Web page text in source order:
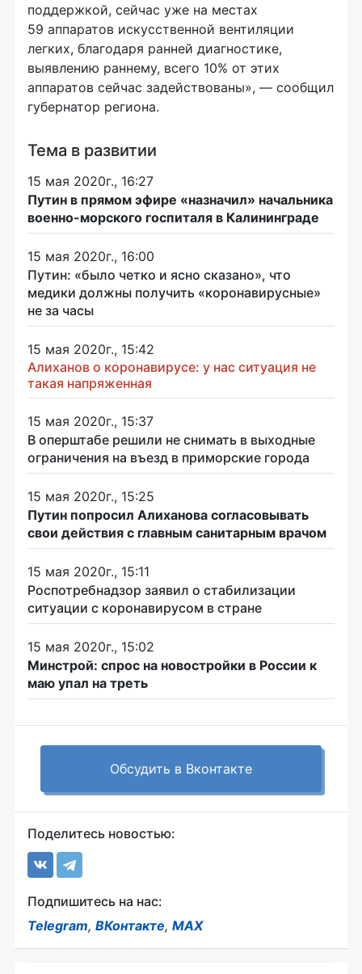
поддержкой, сейчас уже на местах
59 аппаратов искусственной вентиляции
легких, благодаря ранней диагностике,
выявлению раннему, всего 10% от этих
аппаратов сейчас задействованы», — сообщил
губернатор региона.
Тема в развитии
15 мая 2020г., 16:27
Путин в прямом эфире «назначил» начальника
военно-морского госпиталя в Калининграде
15 мая 2020г., 16:00
Путин: «было четко и ясно сказано», что
медики должны получить «коронавирусные»
не за часы
15 мая 2020г., 15:42
Алиханов о коронавирусе: у нас ситуация не
такая напряженная
15 мая 2020г., 15:37
В оперштабе решили не снимать в выходные
ограничения на въезд в приморские города
15 мая 2020г., 15:25
Путин попросил Алиханова согласовывать
свои действия с главным санитарным врачом
15 мая 2020г., 15:11
Роспотребнадзор заявил о стабилизации
ситуации с коронавирусом в стране
15 мая 2020г., 15:02
Минстрой: спрос на новостройки в России к
маю упал на треть
Обсудить в Вконтакте
Поделитесь новостью:
Подпишитесь на нас:
Telegram, ВКонтакте, MAX